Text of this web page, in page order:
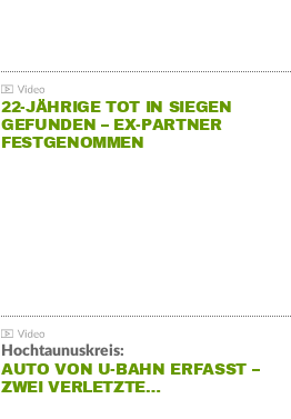
22-JÄHRIGE TOT IN SIEGEN
GEFUNDEN – EX-PARTNER
FESTGENOMMEN
Hochtaunuskreis:
AUTO VON U-BAHN ERFASST –
ZWEI VERLETZTE…